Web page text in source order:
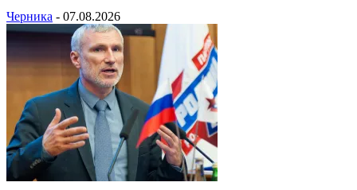
Черника - 07.08.2026